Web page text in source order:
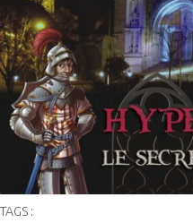
TAGS :